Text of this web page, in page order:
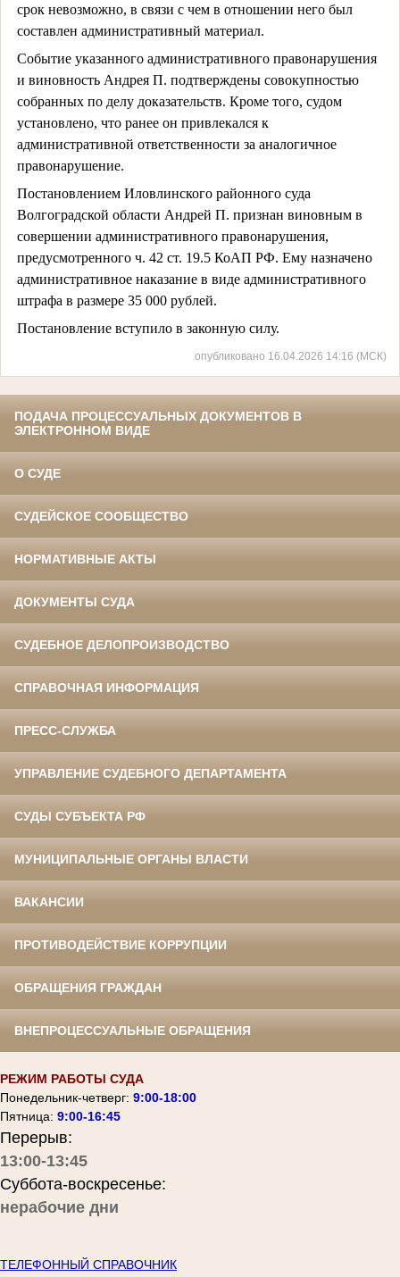
срок невозможно, в связи с чем в отношении него был
составлен административный материал.
Событие указанного административного правонарушения
и виновность Андрея П. подтверждены совокупностью
собранных по делу доказательств. Кроме того, судом
установлено, что ранее он привлекался к
административной ответственности за аналогичное
правонарушение.
Постановлением Иловлинского районного суда
Волгоградской области Андрей П. признан виновным в
совершении административного правонарушения,
предусмотренного ч. 42 ст. 19.5 КоАП РФ. Ему назначено
административное наказание в виде административного
штрафа в размере 35 000 рублей.
Постановление вступило в законную силу.
опубликовано 16.04.2026 14:16 (МСК)
ПОДАЧА ПРОЦЕССУАЛЬНЫХ ДОКУМЕНТОВ В
ЭЛЕКТРОННОМ ВИДЕ
О СУДЕ
СУДЕЙСКОЕ СООБЩЕСТВО
НОРМАТИВНЫЕ АКТЫ
ДОКУМЕНТЫ СУДА
СУДЕБНОЕ ДЕЛОПРОИЗВОДСТВО
СПРАВОЧНАЯ ИНФОРМАЦИЯ
ПРЕСС-СЛУЖБА
УПРАВЛЕНИЕ СУДЕБНОГО ДЕПАРТАМЕНТА
СУДЫ СУБЪЕКТА РФ
МУНИЦИПАЛЬНЫЕ ОРГАНЫ ВЛАСТИ
ВАКАНСИИ
ПРОТИВОДЕЙСТВИЕ КОРРУПЦИИ
ОБРАЩЕНИЯ ГРАЖДАН
ВНЕПРОЦЕССУАЛЬНЫЕ ОБРАЩЕНИЯ
РЕЖИМ РАБОТЫ СУДА
Понедельник-четверг: 9:00-18:00
Пятница: 9:00-16:45
Перерыв:
13:00-13:45
Суббота-воскресенье:
нерабочие дни
ТЕЛЕФОННЫЙ СПРАВОЧНИК